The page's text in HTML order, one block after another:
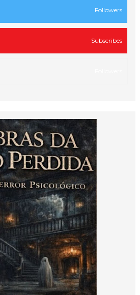
Followers
Subscribes